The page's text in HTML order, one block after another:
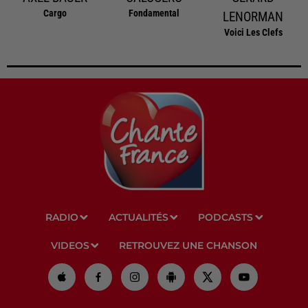
Cargo Fondamental
LENORMAN
Voici Les Clefs
RADIO ACTUALITÉS PODCASTS
VIDEOS RETROUVEZ UNE CHANSON